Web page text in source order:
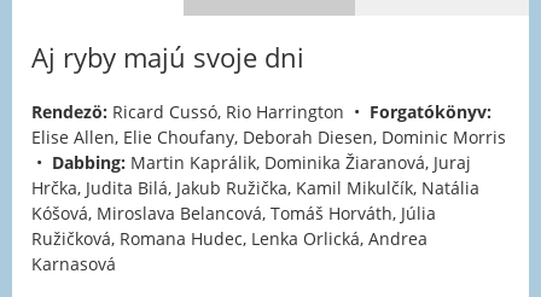
Aj ryby majú svoje dni
Rendezö: Ricard Cussó, Rio Harrington • Forgatókönyv:
Elise Allen, Elie Choufany, Deborah Diesen, Dominic Morris
• Dabbing: Martin Kaprálik, Dominika Žiaranová, Juraj
Hrčka, Judita Bilá, Jakub Ružička, Kamil Mikulčík, Natália
Kóšová, Miroslava Belancová, Tomáš Horváth, Júlia
Ružičková, Romana Hudec, Lenka Orlická, Andrea
Karnasová